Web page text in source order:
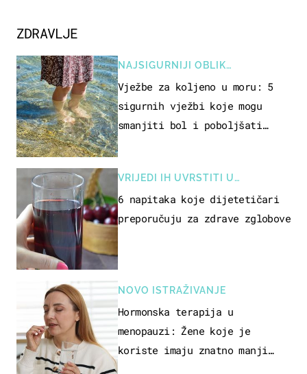
ZDRAVLJE
NAJSIGURNIJI OBLIK
REKREACIJE
Vježbe za koljeno u moru: 5
sigurnih vježbi koje mogu
smanjiti bol i poboljšati
VRIJEDI IH UVRSTITI U
PREHRANU
6 napitaka koje dijetetičari
preporučuju za zdrave zglobove
NOVO ISTRAŽIVANJE
Hormonska terapija u
menopauzi: Žene koje je
koriste imaju znatno manji